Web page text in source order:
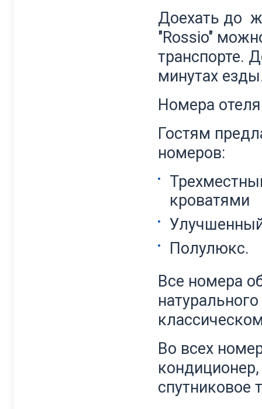
Доехать до
"Rossio"
транспорте.
минутах
Номера отеля
Гостям
номеров:
кроватями
Полулюкс.
Все номера
Во всех
спутниковое